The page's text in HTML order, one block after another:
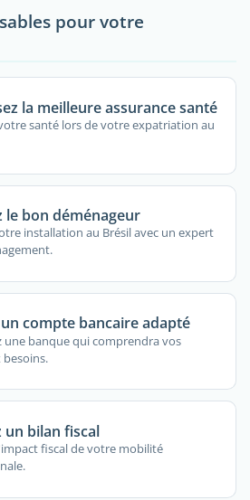
pour votre
la meilleure assurance santé
santé lors de votre expatriation au
le bon déménageur
installation au Brésil avec un expert
compte bancaire adapté
une banque qui comprendra vos
un bilan fiscal
fiscal de votre mobilité